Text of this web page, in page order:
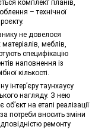
комплект планів,
– технічної
не довелося
меблів,
специфікацію
наповнення із
кількості.
інтер’єру таунхаусу
нагляду. З нею
на етапі реалізації
потреби вносить зміни
ремонту